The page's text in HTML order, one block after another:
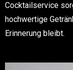
Cocktailservice
hochwertige
Erinnerung bleibt.